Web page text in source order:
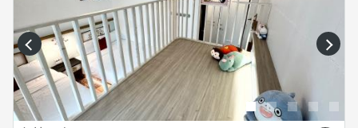
prev next